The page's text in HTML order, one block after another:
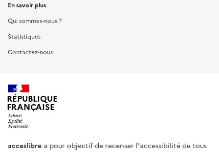
En savoir plus
Qui sommes-nous ?
Statistiques
Contactez-nous
RÉPUBLIQUE
FRANÇAISE
acceslibre a pour objectif de recenser l'accessibilité de tous